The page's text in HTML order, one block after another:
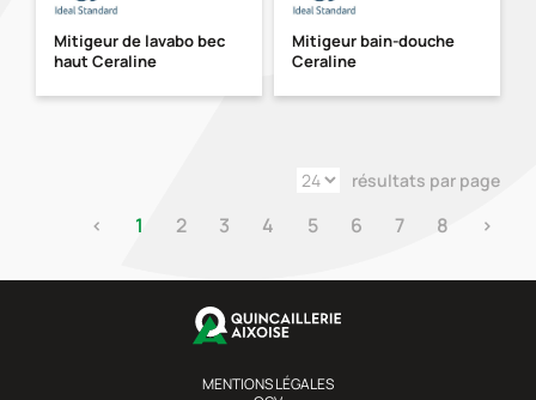
Mitigeur de lavabo bec
haut Ceraline
Mitigeur bain-douche
Ceraline
résultats par page
‹ 1 2 3 4 5 6 7 8 ›
MENTIONS LÉGALES